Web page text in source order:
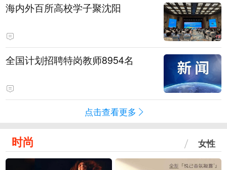
海内外百所高校学子聚沈阳
全国计划招聘特岗教师8954名
点击查看更多
时尚 女性